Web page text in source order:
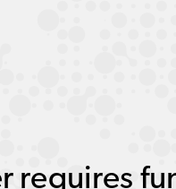
requires